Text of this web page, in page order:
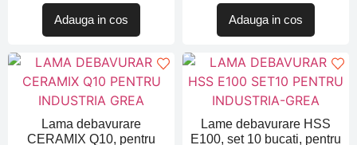
Adauga in cos Adauga in cos
Lama debavurare
CERAMIX Q10, pentru
Lame debavurare HSS
E100, set 10 bucati, pentru